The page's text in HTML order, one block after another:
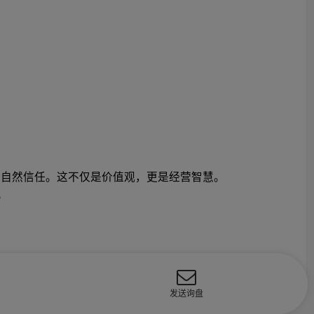
信任。这不仅是价值观，更是经营智慧。
发送询盘